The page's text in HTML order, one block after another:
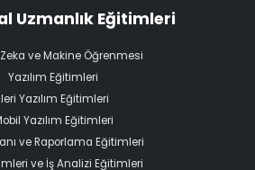
Uzmanlık Eğitimleri
ve Makine Öğrenmesi
Yazılım Eğitimleri
İleri Yazılım Eğitimleri
Yazılım Eğitimleri
ve Raporlama Eğitimleri
ve İş Analizi Eğitimleri